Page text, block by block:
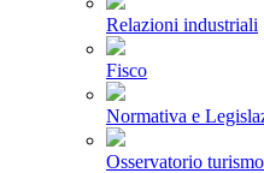
Relazioni industriali
Fisco
Normativa e
Osservatorio turismo